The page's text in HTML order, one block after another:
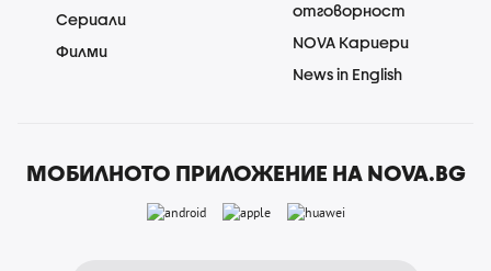
Сериали
Филми
отговорност
NOVA Кариери
News in English
МОБИЛНОТО ПРИЛОЖЕНИЕ НА NOVA.BG